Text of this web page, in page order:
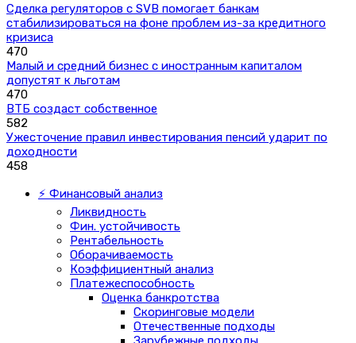
Сделка регуляторов с SVB помогает банкам
стабилизироваться на фоне проблем из-за кредитного
кризиса
470
Малый и средний бизнес с иностранным капиталом
допустят к льготам
470
ВТБ создаст собственное
582
Ужесточение правил инвестирования пенсий ударит по
доходности
458
⚡ Финансовый анализ
Ликвидность
Фин. устойчивость
Рентабельность
Оборачиваемость
Коэффициентный анализ
Платежеспособность
Оценка банкротства
Скоринговые модели
Отечественные подходы